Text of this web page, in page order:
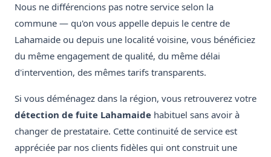
Nous ne différencions pas notre service selon la
commune — qu'on vous appelle depuis le centre de
Lahamaide ou depuis une localité voisine, vous bénéficiez
du même engagement de qualité, du même délai
d'intervention, des mêmes tarifs transparents.
Si vous déménagez dans la région, vous retrouverez votre
détection de fuite Lahamaide habituel sans avoir à
changer de prestataire. Cette continuité de service est
appréciée par nos clients fidèles qui ont construit une